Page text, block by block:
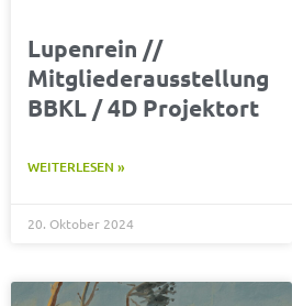
Lupenrein //
Mitgliederausstellung
BBKL / 4D Projektort
WEITERLESEN »
20. Oktober 2024